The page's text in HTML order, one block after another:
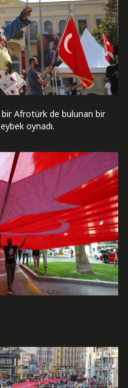
bir Afrotürk de bulunan bir
oynadı.